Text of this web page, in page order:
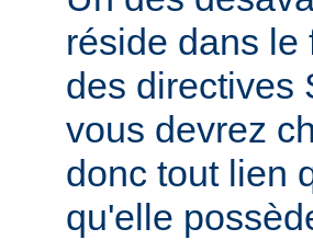
réside dans le
des directives
vous devrez
donc tout lien
qu'elle